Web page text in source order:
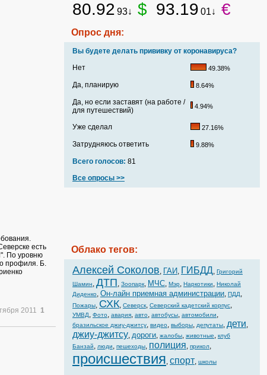
есть
По уровню
профиля. Б.
2011 1
80.92 93↓ $ 93.19 01↓ €
Опрос дня:
Вы будете делать прививку от коронавируса?
Нет
49.38%
Да, планирую 8.64%
Да, но если заставят (на работе /
для путешествий)
4.94%
Уже сделал 27.16%
Затрудняюсь ответить 9.88%
Всего голосов: 81
Все опросы >>
Облако тегов:
Алексей Соколов, ГАИ, ГИБДД, Григорий
Шамин, ДТП, Зоопарк, МЧС, Мэр, Наркотики, Николай
Диденко, Он-лайн приемная администрации, ПДД,
Пожары, СХК, Северск, Северский кадетский корпус,
УМВД, Фото, авария, авто, автобусы, автомобили,
бразильское джиу-джитсу, видео, выборы, депутаты, дети,
джиу-джитсу, дороги, жалобы, животные, клуб
Банзай, люди, пешеходы, полиция, прикол,
происшествия, спорт, школы